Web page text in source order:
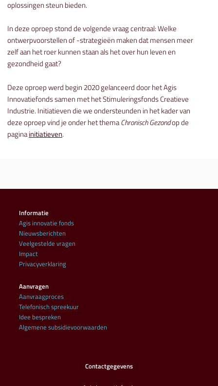
oplossingen steun bieden.
In deze oproep stond de volgende vraag centraal: Welke
ontwerpvoorstellen of -strategieën maken dat mensen meer
zelf aan het roer kunnen staan als het over hun leven en
gezondheid gaat?
Deze oproep werd begin 2020 gelanceerd door het Agis
Innovatiefonds samen met het Stimuleringsfonds Creatieve
Industrie. Initiatieven die we ondersteunden in het kader van
deze oproep vind je onder het themaChronisch Gezondop de
paginainitiatieven.
Informatie
Agis innovatie fonds
Nieuwsberichten
Veelgestelde vragen
Impact
Privacyverklaring
Aanvragen
Aanvraagproces
Telefonisch spreekuur
Idee bespreken
Algemene subsidievoorwaarden
Contactgegevens